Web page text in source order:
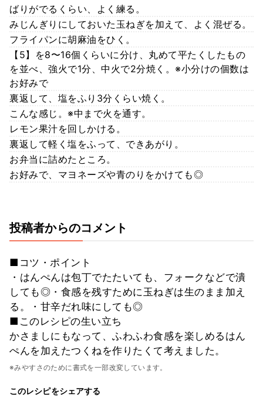
ばりがでるくらい、よく練る。
みじんぎりにしておいた玉ねぎを加えて、よく混ぜる。
フライパンに胡麻油をひく。
【5】を8〜16個くらいに分け、丸めて平たくしたもの
を並べ、強火で1分、中火で2分焼く。※小分けの個数は
お好みで
裏返して、塩をふり3分くらい焼く。
こんな感じ。※中まで火を通す。
レモン果汁を回しかける。
裏返して軽く塩をふって、できあがり。
お弁当に詰めたところ。
お好みで、マヨネーズや青のりをかけても◎
投稿者からのコメント
■コツ・ポイント
・はんぺんは包丁でたたいても、フォークなどで潰
しても◎・食感を残すために玉ねぎは生のまま加え
る。・甘辛だれ味にしても◎
■このレシピの生い立ち
かさましにもなって、ふわふわ食感を楽しめるはん
ぺんを加えたつくねを作りたくて考えました。
※みやすさのために書式を一部改変しています。
このレシピをシェアする